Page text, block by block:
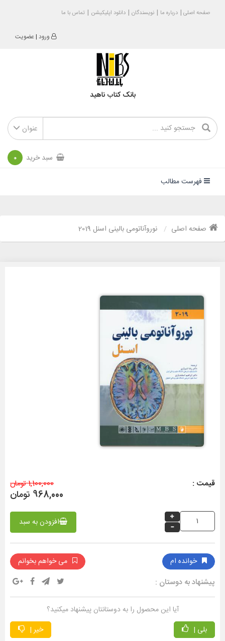
صفحه اصلی درباره ما نویسندگان دانلود اپلیکیشن تماس با ما
ورود |عضویت
بانک کتاب ناهید
عنوان
سبد خرید 0
فهرست مطالب
صفحه اصلی نوروآناتومی بالینی اسنل 2019
قیمت : 1,100,000 تومان
968,000 تومان
افزودن به سبد
خوانده ام می خواهم بخوانم
پیشنهاد به دوستان :
آیا این محصول را به دوستانتان پیشنهاد میکنید؟
بلی |
خیر |